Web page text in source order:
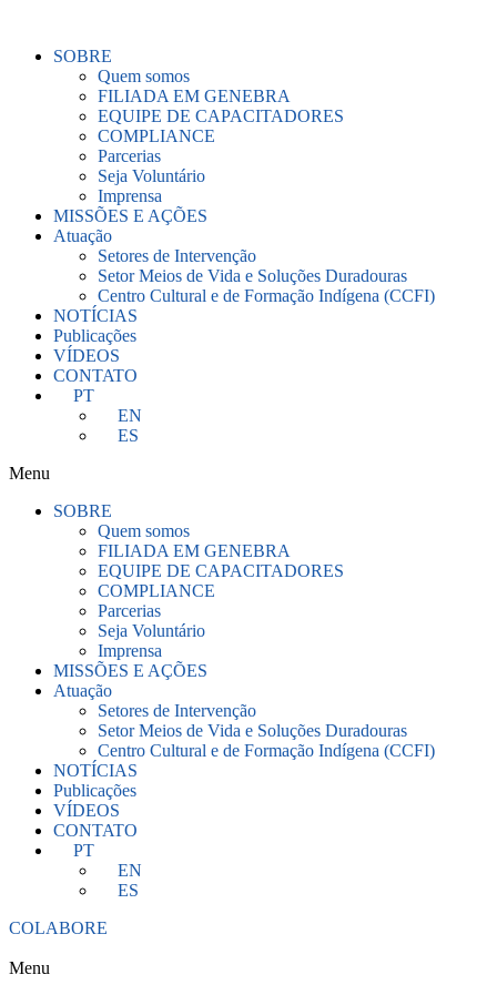
SOBRE
Quem somos
FILIADA EM GENEBRA
EQUIPE DE CAPACITADORES
COMPLIANCE
Parcerias
Seja Voluntário
Imprensa
MISSÕES E AÇÕES
Atuação
Setores de Intervenção
Setor Meios de Vida e Soluções Duradouras
Centro Cultural e de Formação Indígena (CCFI)
NOTÍCIAS
Publicações
VÍDEOS
CONTATO
PT
EN
ES
Menu
SOBRE
Quem somos
FILIADA EM GENEBRA
EQUIPE DE CAPACITADORES
COMPLIANCE
Parcerias
Seja Voluntário
Imprensa
MISSÕES E AÇÕES
Atuação
Setores de Intervenção
Setor Meios de Vida e Soluções Duradouras
Centro Cultural e de Formação Indígena (CCFI)
NOTÍCIAS
Publicações
VÍDEOS
CONTATO
PT
EN
ES
COLABORE
Menu